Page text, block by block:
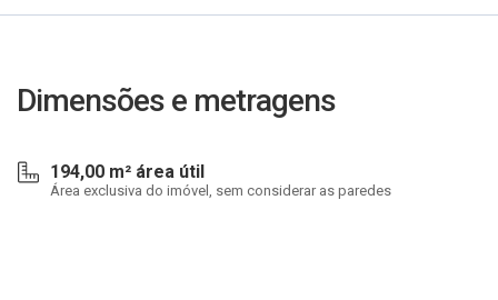
Dimensões e metragens
194,00 m² área útil
Área exclusiva do imóvel, sem considerar as paredes